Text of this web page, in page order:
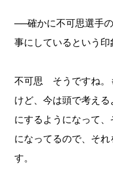
──確かに不可思選手
事にしているという印
不可思 そうですね。
けど、今は頭で考え
にするようになって
になってるので、そ
す。